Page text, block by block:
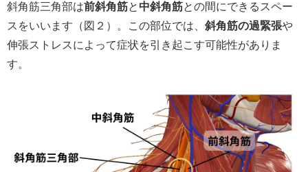
斜角筋三角部は前斜角筋と 中斜角筋との間にできるスペー
スをいいます（図２）。この部位では、 斜角筋の過緊張や
伸張ストレスによって症状を引き起こす可能性がありま
す。